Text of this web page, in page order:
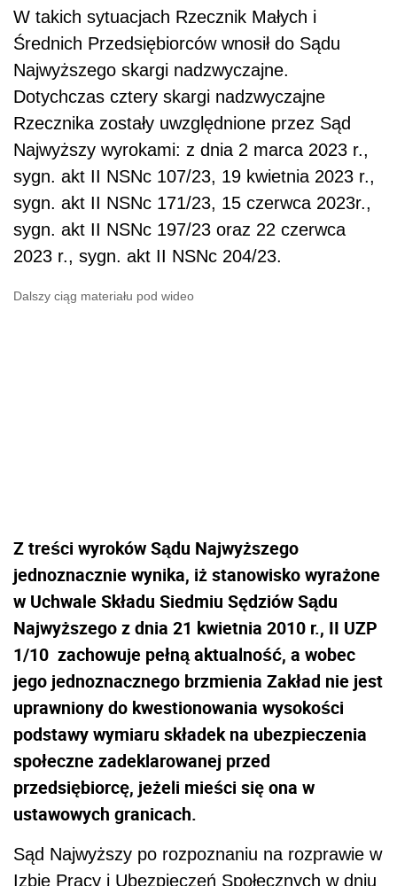
W takich sytuacjach Rzecznik Małych i
Średnich Przedsiębiorców wnosił do Sądu
Najwyższego skargi nadzwyczajne.
Dotychczas cztery skargi nadzwyczajne
Rzecznika zostały uwzględnione przez Sąd
Najwyższy wyrokami: z dnia 2 marca 2023 r.,
sygn. akt II NSNc 107/23, 19 kwietnia 2023 r.,
sygn. akt II NSNc 171/23, 15 czerwca 2023r.,
sygn. akt II NSNc 197/23 oraz 22 czerwca
2023 r., sygn. akt II NSNc 204/23.
Dalszy ciąg materiału pod wideo
Z treści wyroków Sądu Najwyższego
jednoznacznie wynika, iż stanowisko wyrażone
w Uchwale Składu Siedmiu Sędziów Sądu
Najwyższego z dnia 21 kwietnia 2010 r., II UZP
1/10 zachowuje pełną aktualność, a wobec
jego jednoznacznego brzmienia Zakład nie jest
uprawniony do kwestionowania wysokości
podstawy wymiaru składek na ubezpieczenia
społeczne zadeklarowanej przed
przedsiębiorcę, jeżeli mieści się ona w
ustawowych granicach.
Sąd Najwyższy po rozpoznaniu na rozprawie w
Izbie Pracy i Ubezpieczeń Społecznych w dniu